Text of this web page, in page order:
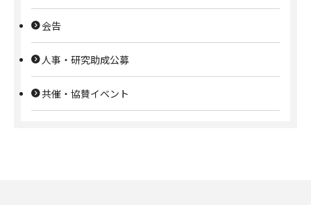
会告
人事・研究助成公募
共催・協賛イベント